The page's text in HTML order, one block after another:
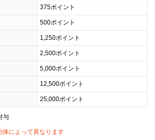
375ポイント
500ポイント
1,250ポイント
2,500ポイント
5,000ポイント
12,500ポイント
25,000ポイント
与
体によって異なります